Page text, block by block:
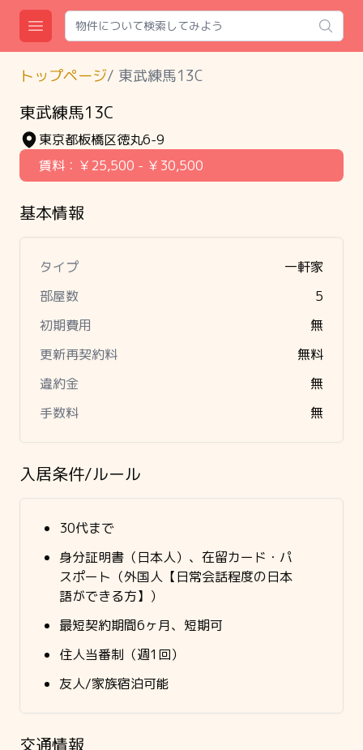
Search
Open main menu
トップページ/ 東武練馬13C
東武練馬13C
東京都板橋区徳丸6-9
賃料： ￥25,500 - ￥30,500
基本情報
タイプ
一軒家
部屋数
5
初期費用
無
更新再契約料
無料
違約金
無
手数料
無
入居条件/ルール
30代まで
身分証明書（日本人）、在留カード・パ
スポート（外国人【日常会話程度の日本
語ができる方】）
最短契約期間6ヶ月、短期可
住人当番制（週1回）
友人/家族宿泊可能
交通情報